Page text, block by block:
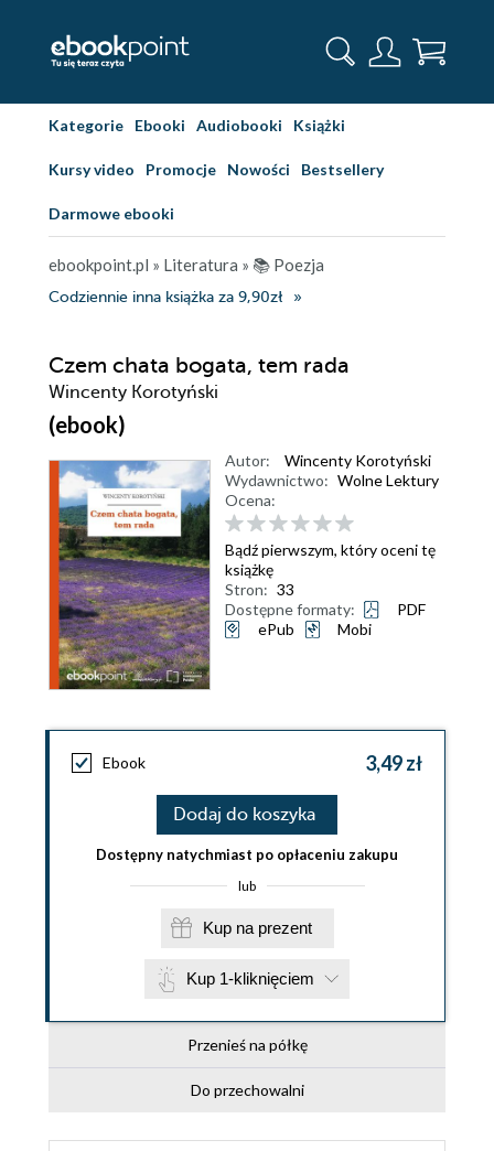
Kategorie Ebooki Audiobooki Książki
Kursy video Promocje Nowości Bestsellery
Darmowe ebooki
ebookpoint.pl » Literatura » 📚 Poezja
Codziennie inna książka za 9,90zł
Czem chata bogata, tem rada
Wincenty Korotyński
(ebook)
Autor:
Wincenty Korotyński
Wydawnictwo: Wolne Lektury
Ocena:
Bądź pierwszym, który oceni tę
książkę
Stron: 33
Dostępne formaty:
PDF
ePub
Mobi
Ebook 3,49 zł
Dodaj do koszyka
Dostępny natychmiast po opłaceniu zakupu
lub
Kup na prezent
Kup 1-kliknięciem
Przenieś na półkę
Do przechowalni